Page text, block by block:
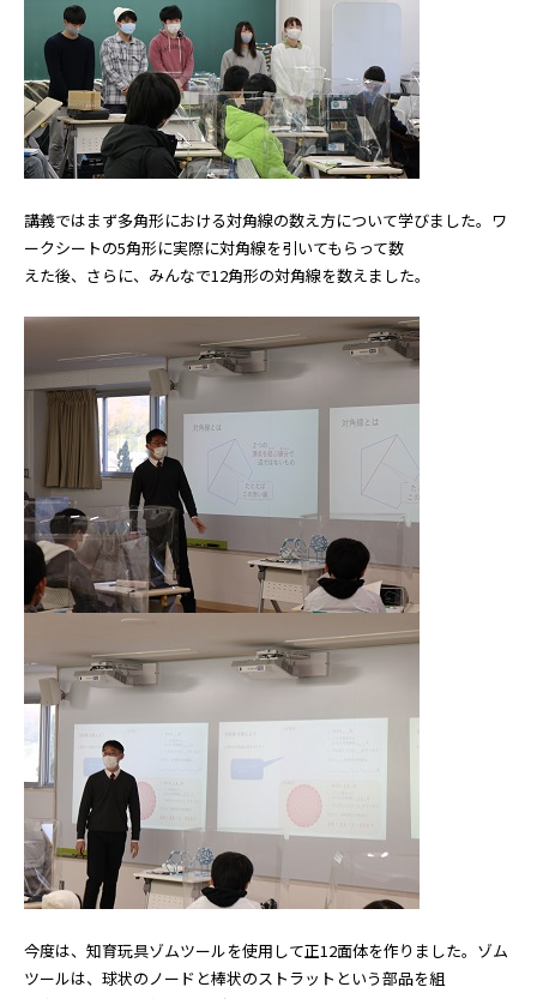
講義ではまず多角形における対角線の数え方について学びました。ワ
ークシートの5角形に実際に対角線を引いてもらって数
えた後、さらに、みんなで12角形の対角線を数えました。
今度は、知育玩具ゾムツールを使用して正12面体を作りました。ゾム
ツールは、球状のノードと棒状のストラットという部品を組